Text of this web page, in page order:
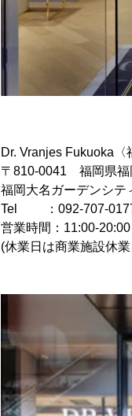
Dr. Vranjes Fukuoka〈
〒810-0041 福岡県福
福岡大名ガーデンシテ
Tel ：092-707-
営業時間：11:00-20:00
(休業日は商業施設休